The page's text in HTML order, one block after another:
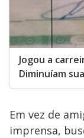
Jogou a
Diminuíam
Em vez de
imprensa,